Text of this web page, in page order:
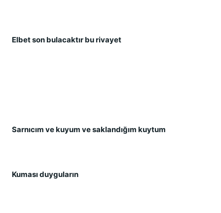
Elbet son bulacaktır bu rivayet
Sarnıcım ve kuyum ve saklandığım kuytum
Kuması duyguların